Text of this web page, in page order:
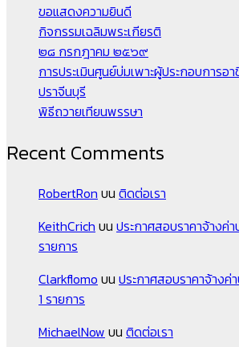
ขอแสดงความยินดี
กิจกรรมเฉลิมพระเกียรติ
๒๘ กรกฎาคม ๒๕๖๙
การประเมินศูนย์บ่มเพาะผู้ประกอบการอ
ปราจีนบุรี
พิธีถวายเทียนพรรษา
Recent Comments
RobertRon บน ติดต่อเรา
KeithCrich บน ประกาศสอบราคาจ้างค่
รายการ
Clarkflomo บน ประกาศสอบราคาจ้างค่
1 รายการ
MichaelNow บน ติดต่อเรา